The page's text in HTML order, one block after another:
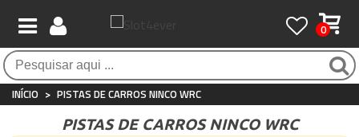
0
Atendimento ao Cliente
Whatsapp+34 697 854 500
Frete grátis / 24 horas
Para compras acima de €90
Pagamento 100% seguro
Compras seguras com SSL o tempo todo
INÍCIO > PISTAS DE CARROS NINCO WRC
PISTAS DE CARROS NINCO WRC